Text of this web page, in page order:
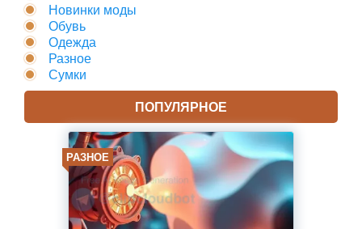
Новинки моды
Обувь
Одежда
Разное
Сумки
ПОПУЛЯРНОЕ
РАЗНОЕ